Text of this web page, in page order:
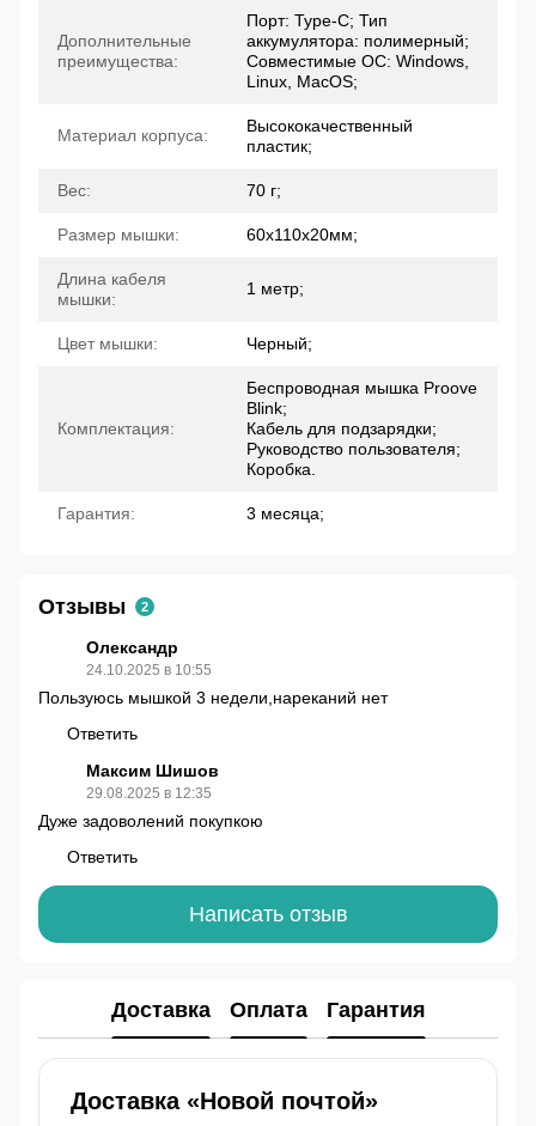
Дополнительные
преимущества:
Порт: Type-C; Тип
аккумулятора: полимерный;
Совместимые ОС: Windows,
Linux, MacOS;
Материал корпуса:
Высококачественный
пластик;
Вес: 70 г;
Размер мышки: 60x110x20мм;
Длина кабеля
мышки:
1 метр;
Цвет мышки: Черный;
Комплектация:
Беспроводная мышка Proove
Blink;
Кабель для подзарядки;
Руководство пользователя;
Коробка.
Гарантия: 3 месяца;
Отзывы 2
Олександр
24.10.2025 в 10:55
Пользуюсь мышкой 3 недели,нареканий нет
Ответить
Максим Шишов
29.08.2025 в 12:35
Дуже задоволений покупкою
Ответить
Написать отзыв
Доставка Оплата Гарантия
Доставка «Новой почтой»